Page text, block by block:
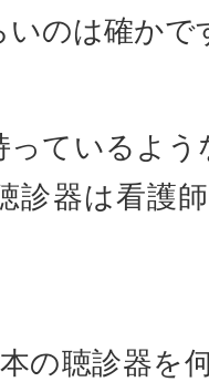
いのは確かで
ているよう
診器は看護
の聴診器を